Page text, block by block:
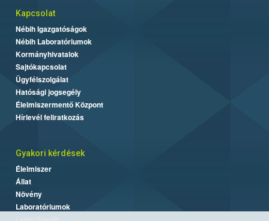
Kapcsolat
Nébih Igazgatóságok
Nébih Laboratóriumok
Kormányhivatalok
Sajtókapcsolat
Ügyfélszolgálat
Hatósági jogsegély
Élelmiszermentő Központ
Hírlevél feliratkozás
Gyakori kérdések
Élelmiszer
Állat
Növény
Laboratóriumok